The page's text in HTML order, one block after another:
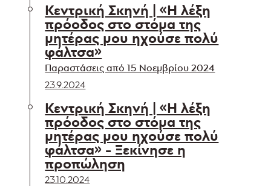
Κεντρική Σκηνή | «Η λέξη
πρόοδος στο στόμα της
μητέρας μου ηχούσε πολύ
φάλτσα»
Παραστάσεις από 15 Νοεμβρίου 2024
23.9.2024
Κεντρική Σκηνή | «Η λέξη
πρόοδος στο στόμα της
μητέρας μου ηχούσε πολύ
φάλτσα» - Ξεκίνησε η
προπώληση
23.10.2024